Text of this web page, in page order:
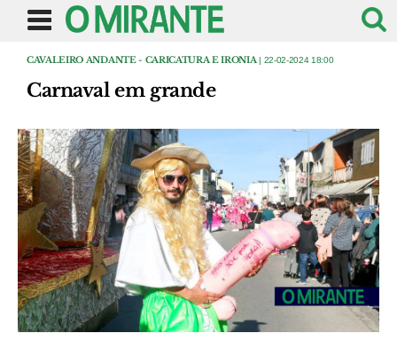
CAVALEIRO ANDANTE - CARICATURA E IRONIA | 22-02-2024 18:00
Carnaval em grande